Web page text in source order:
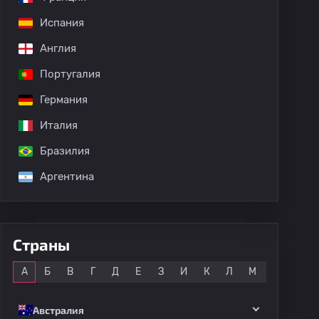
Испания
Англия
Португалия
Германия
Италия
Бразилия
Аргентина
Страны
А Б В Г Д Е З И К Л М
Австралия